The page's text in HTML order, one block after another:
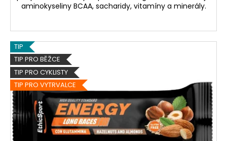
aminokyseliny BCAA, sacharidy, vitamíny a minerály.
TIP
TIP PRO BĚŽCE
TIP PRO CYKLISTY
TIP PRO VYTRVALCE